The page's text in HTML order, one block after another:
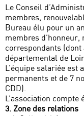
Le Conseil
membres,
Bureau élu pour un
membres
correspondants
départemental de
L’équipe salariée est
permanents et de 7
CDD).
L’association compte
3. Zone des relations